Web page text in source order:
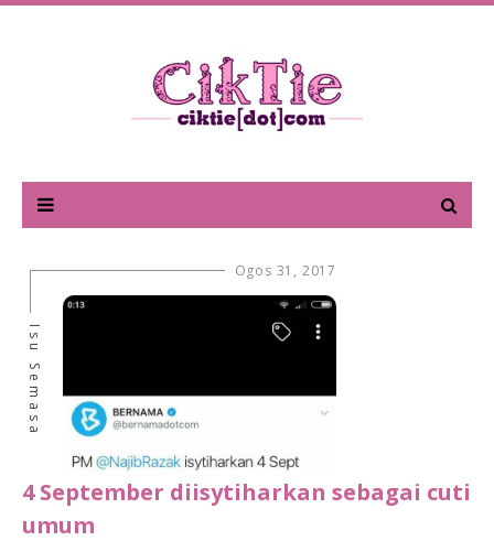
Ogos 31, 2017
Isu Semasa
4 September diisytiharkan sebagai cuti
umum